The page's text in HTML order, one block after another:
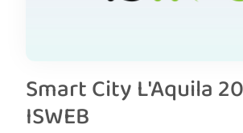
Smart City L'Aquila
ISWEB